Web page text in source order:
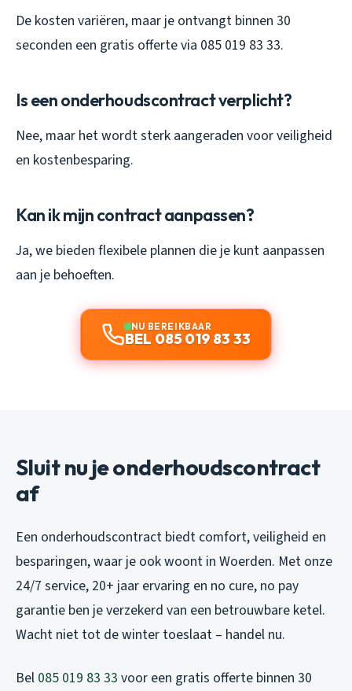
De kosten variëren, maar je ontvangt binnen 30
seconden een gratis offerte via 085 019 83 33.
Is een onderhoudscontract verplicht?
Nee, maar het wordt sterk aangeraden voor veiligheid
en kostenbesparing.
Kan ik mijn contract aanpassen?
Ja, we bieden flexibele plannen die je kunt aanpassen
aan je behoeften.
NU BEREIKBAAR
BEL 085 019 83 33
Sluit nu je onderhoudscontract
af
Een onderhoudscontract biedt comfort, veiligheid en
besparingen, waar je ook woont in Woerden. Met onze
24/7 service, 20+ jaar ervaring en no cure, no pay
garantie ben je verzekerd van een betrouwbare ketel.
Wacht niet tot de winter toeslaat – handel nu.
Bel 085 019 83 33 voor een gratis offerte binnen 30